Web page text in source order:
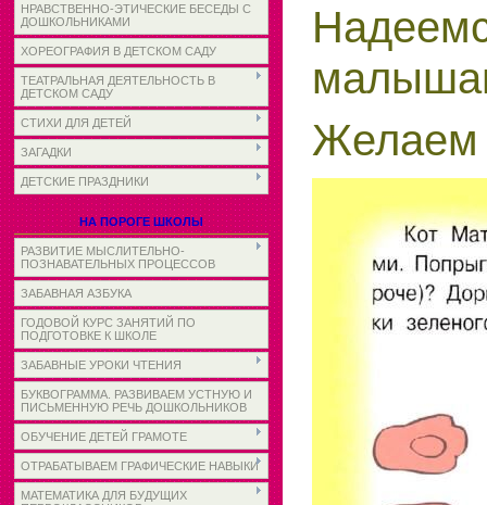
НРАВСТВЕННО-ЭТИЧЕСКИЕ БЕСЕДЫ С
ДОШКОЛЬНИКАМИ
ХОРЕОГРАФИЯ В ДЕТСКОМ САДУ
ТЕАТРАЛЬНАЯ ДЕЯТЕЛЬНОСТЬ В
ДЕТСКОМ САДУ
СТИХИ ДЛЯ ДЕТЕЙ
ЗАГАДКИ
ДЕТСКИЕ ПРАЗДНИКИ
НА ПОРОГЕ ШКОЛЫ
РАЗВИТИЕ МЫСЛИТЕЛЬНО-
ПОЗНАВАТЕЛЬНЫХ ПРОЦЕССОВ
ЗАБАВНАЯ АЗБУКА
ГОДОВОЙ КУРС ЗАНЯТИЙ ПО
ПОДГОТОВКЕ К ШКОЛЕ
ЗАБАВНЫЕ УРОКИ ЧТЕНИЯ
БУКВОГРАММА. РАЗВИВАЕМ УСТНУЮ И
ПИСЬМЕННУЮ РЕЧЬ ДОШКОЛЬНИКОВ
ОБУЧЕНИЕ ДЕТЕЙ ГРАМОТЕ
ОТРАБАТЫВАЕМ ГРАФИЧЕСКИЕ НАВЫКИ
МАТЕМАТИКА ДЛЯ БУДУЩИХ
Желаем